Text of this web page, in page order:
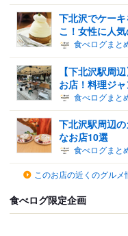
下北沢でケー
こ！女性に人
食べログまと
【下北沢駅周
お店！料理ジ
食べログまと
下北沢駅周辺
なお店10選
食べログまと
このお店の近くのグル
食べログ限定企画